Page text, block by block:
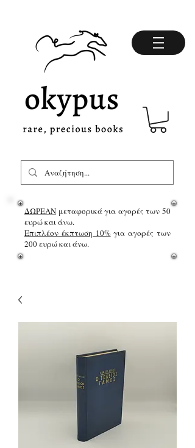
ΔΩΡΕΑΝ μεταφορικά για αγορές των 50
ευρώ και άνω.
Επιπλέον έκπτωση 10%για αγορές των
200 ευρώ και άνω.